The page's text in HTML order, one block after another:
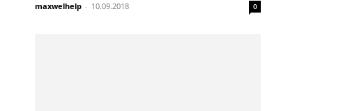
maxwelhelp - 10.09.2018 0